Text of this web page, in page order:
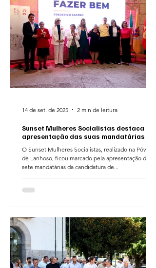
Sunset Mulheres Socialistas destaca
apresentação das suas mandatárias
O Sunset Mulheres Socialistas, realizado na Póvoa
de Lanhoso, ficou marcado pela apresentação das
sete mandatárias da candidatura de...
14 de set. de 2025 2 min de leitura